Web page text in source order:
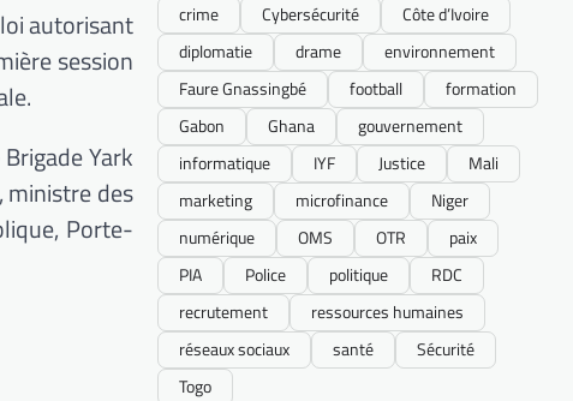
autorisant
session
Yark
ministre des
Porte-
crime
Cybersécurité
Côte d’Ivoire
diplomatie
drame
environnement
Faure Gnassingbé
football
formation
Gabon
Ghana
gouvernement
informatique
IYF Justice
Mali
marketing
microfinance
Niger
numérique
OMS OTR
paix
PIA
Police politique
RDC
recrutement
ressources humaines
réseaux sociaux
santé
Sécurité
Togo